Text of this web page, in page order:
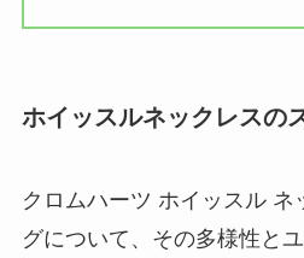
ホイッスルネックレスの
クロムハーツ ホイッスル ネ
グについて、その多様性と